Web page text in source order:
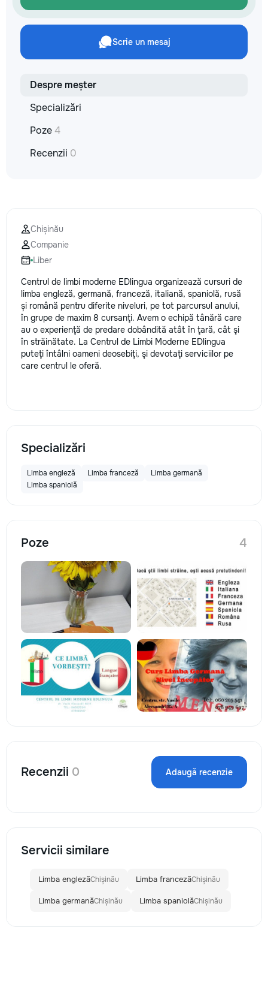
Scrie un mesaj
Despre meșter
Specializări
Poze4
Recenzii 0
Chișinău
Companie
Liber
Centrul de limbi moderne EDlingua organizează cursuri de
limba engleză, germană, franceză, italiană, spaniolă, rusă
și română pentru diferite niveluri, pe tot parcursul anului,
în grupe de maxim 8 cursanţi. Avem o echipă tânără care
au o experienţă de predare dobândită atât în ţară, cât şi
în străinătate. La Centrul de Limbi Moderne EDlingua
puteţi întâlni oameni deosebiţi, şi devotaţi serviciilor pe
care centrul le oferă.
Specializări
Limba engleză Limba franceză
Limba germană
Limba spaniolă
Poze 4
Recenzii 0 Adaugă recenzie
Servicii similare
Limba englezăChișinău Limba francezăChișinău
Limba germanăChișinău Limba spaniolăChișinău